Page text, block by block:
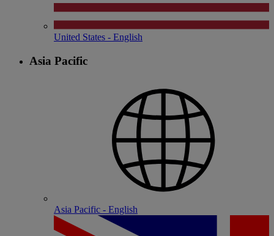
United States - English
Asia Pacific
Asia Pacific - English